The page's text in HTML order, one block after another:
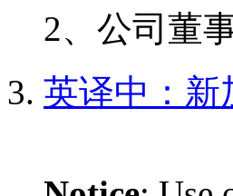
2、公司董
英译中：新